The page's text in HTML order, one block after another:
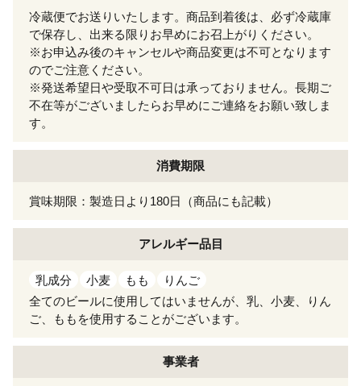
冷蔵便でお送りいたします。商品到着後は、必ず冷蔵庫
で保存し、出来る限りお早めにお召上がりください。
※お申込み後のキャンセルや商品変更は不可となります
のでご注意ください。
※発送希望日や受取不可日は承っておりません。長期ご
不在等がございましたらお早めにご連絡をお願い致しま
す。
消費期限
賞味期限：製造日より180日（商品にも記載）
アレルギー品目
乳成分 小麦 もも
りんご
全てのビールに使用してはいませんが、乳、小麦、りん
ご、ももを使用することがございます。
事業者